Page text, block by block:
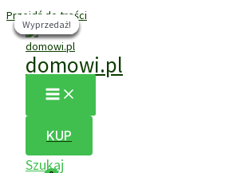
Przejdź do treści
domowi.pl
KUP
Szukaj
Wyprzedaż!
Wyprzedaż!
Wyprzedaż!
Wyprzedaż!
Wyprzedaż!
Wyprzedaż!